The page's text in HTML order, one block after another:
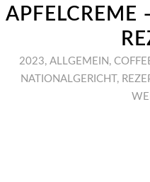
APFELCREME
2023, ALLGEMEIN ,
NATIONALGERICHT,